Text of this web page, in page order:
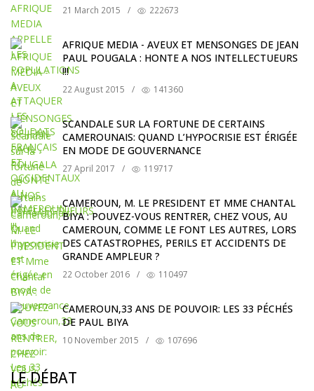
21 March 2015 / 222673
AFRIQUE MEDIA - AVEUX ET MENSONGES DE JEAN
PAUL POUGALA : HONTE A NOS INTELLECTUEURS
!!!
22 August 2015 / 141360
SCANDALE SUR LA FORTUNE DE CERTAINS
CAMEROUNAIS: QUAND L’HYPOCRISIE EST ÉRIGÉE
EN MODE DE GOUVERNANCE
27 April 2017 / 119717
CAMEROUN, M. LE PRESIDENT ET MME CHANTAL
BIYA : POUVEZ-VOUS RENTRER, CHEZ VOUS, AU
CAMEROUN, COMME LE FONT LES AUTRES, LORS
DES CATASTROPHES, PERILS ET ACCIDENTS DE
GRANDE AMPLEUR ?
22 October 2016 / 110497
CAMEROUN,33 ANS DE POUVOIR: LES 33 PÉCHÉS
DE PAUL BIYA
10 November 2015 / 107696
LE DÉBAT